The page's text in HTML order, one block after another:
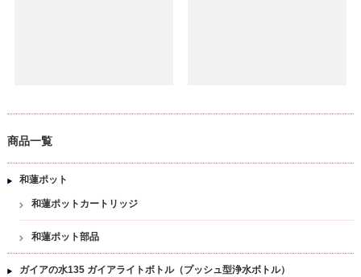
商品一覧
和蓮ポット
和蓮ポットカートリッジ
和蓮ポット部品
ガイアの水135 ガイアライトボトル（プッシュ型浄水ボトル）